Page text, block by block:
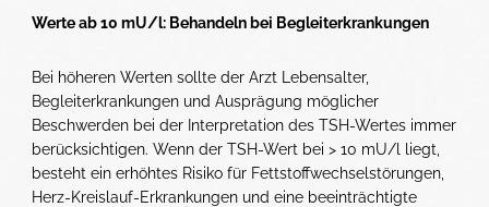
Werte ab 10 mU/l: Behandeln bei Begleiterkrankungen
Bei höheren Werten sollte der Arzt Lebensalter,
Begleiterkrankungen und Ausprägung möglicher
Beschwerden bei der Interpretation des TSH-Wertes immer
berücksichtigen. Wenn der TSH-Wert bei > 10 mU/l liegt,
besteht ein erhöhtes Risiko für Fettstoffwechselstörungen,
Herz-Kreislauf-Erkrankungen und eine beeinträchtigte